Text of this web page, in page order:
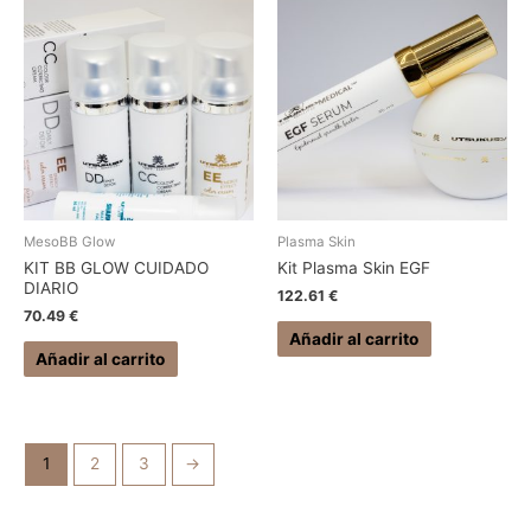
MesoBB Glow
KIT BB GLOW CUIDADO
DIARIO
70.49 €
Añadir al carrito
Plasma Skin
Kit Plasma Skin EGF
122.61 €
Añadir al carrito
1 2 3 →